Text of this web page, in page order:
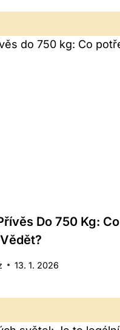
Do 750 Kg: Co
13. 1. 2026